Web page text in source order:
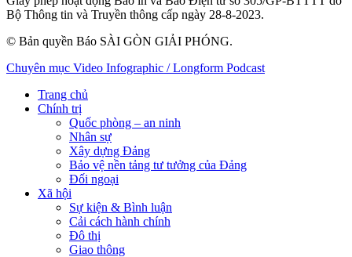
Bộ Thông tin và Truyền thông cấp ngày 28-8-2023.
© Bản quyền Báo SÀI GÒN GIẢI PHÓNG.
Chuyên mục Video Infographic / Longform Podcast
Trang chủ
Chính trị
Quốc phòng – an ninh
Nhân sự
Xây dựng Đảng
Bảo vệ nền tảng tư tưởng của Đảng
Đối ngoại
Xã hội
Sự kiện & Bình luận
Cải cách hành chính
Đô thị
Giao thông